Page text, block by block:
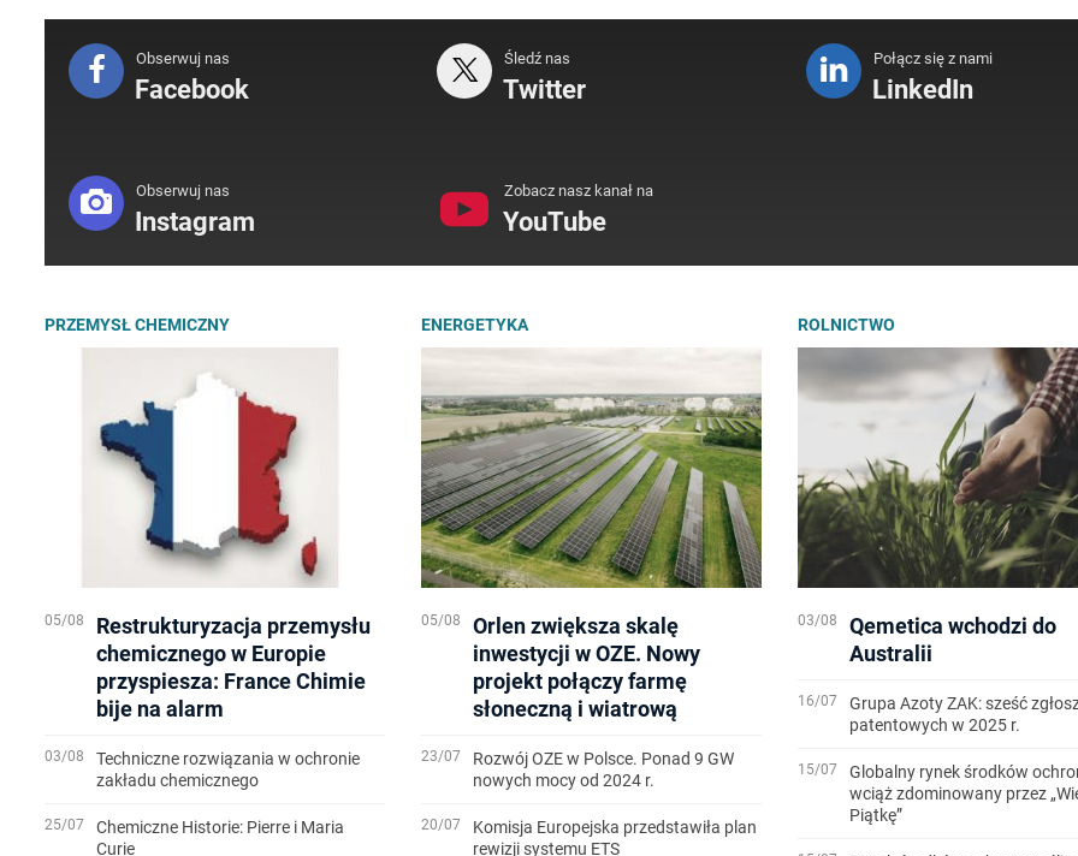
Obserwuj nas
Facebook
Śledź nas
Twitter
Połącz się z nami
LinkedIn
Obserwuj nas
Instagram
Zobacz nasz kanał na
YouTube
PRZEMYSŁ CHEMICZNY
05/08
Restrukturyzacja przemysłu
chemicznego w Europie
przyspiesza: France Chimie
bije na alarm
03/08
Techniczne rozwiązania w ochronie
zakładu chemicznego
25/07
Chemiczne Historie: Pierre i Maria
Curie
ENERGETYKA
05/08
Orlen zwiększa skalę
inwestycji w OZE. Nowy
projekt połączy farmę
słoneczną i wiatrową
23/07
Rozwój OZE w Polsce. Ponad 9 GW
nowych mocy od 2024 r.
20/07
Komisja Europejska przedstawiła plan
rewizji systemu ETS
ROLNICTWO
03/08
Qemetica wchodzi do
Australii
16/07
Grupa Azoty ZAK: sześć
patentowych w 2025 r.
15/07
Globalny rynek środków
wciąż zdominowany przez
Piątkę”